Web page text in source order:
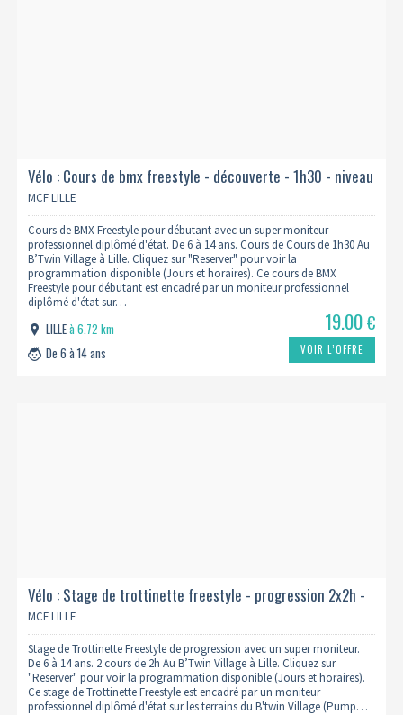
Vélo : Cours de bmx freestyle - découverte - 1h30 - niveau
bunny 1
MCF LILLE
Cours de BMX Freestyle pour débutant avec un super moniteur
professionnel diplômé d'état. De 6 à 14 ans. Cours de Cours de 1h30 Au
B’Twin Village à Lille. Cliquez sur "Reserver" pour voir la
programmation disponible (Jours et horaires). Ce cours de BMX
Freestyle pour débutant est encadré par un moniteur professionnel
diplômé d'état sur…
LILLEà 6.72 km
De 6 à 14 ans
19.00€
VOIR L’OFFRE
Vélo : Stage de trottinette freestyle - progression 2x2h -
niveau whip 2/3
MCF LILLE
Stage de Trottinette Freestyle de progression avec un super moniteur.
De 6 à 14 ans. 2 cours de 2h Au B’Twin Village à Lille. Cliquez sur
"Reserver" pour voir la programmation disponible (Jours et horaires).
Ce stage de Trottinette Freestyle est encadré par un moniteur
professionnel diplômé d'état sur les terrains du B'twin Village (Pump…